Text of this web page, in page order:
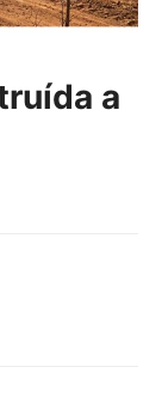
a